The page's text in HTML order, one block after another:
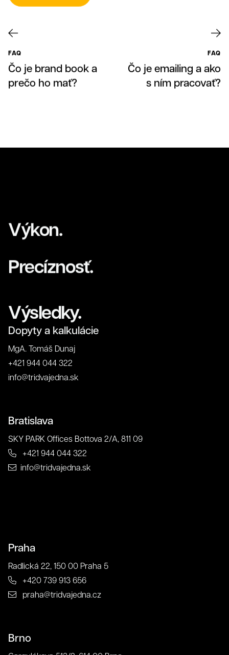
Klienti
FAQ
Čo je brand book a
prečo ho mať?
FAQ
Čo je emailing a ako
s ním pracovať?
Súhlas so spracovaním osobných údajov spoločnosťou
Výkon.
Precíznosť.
Výsledky.
Dopyty a kalkulácie
MgA. Tomáš Dunaj
+421 944 044 322
info@tridvajedna.sk
Bratislava
SKY PARK Offices Bottova 2/A, 811 09
+421 944 044 322
info@tridvajedna.sk
Praha
Radlická 22, 150 00 Praha 5
+420 739 913 656
praha@tridvajedna.cz
Brno